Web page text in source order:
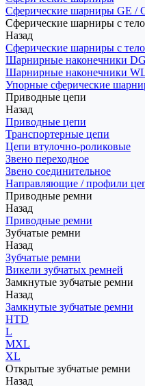
Сферические шарниры GE /
Сферические шарниры с
Назад
Сферические шарниры с
Шарнирные наконечники DG
Шарнирные наконечники
Упорные сферические
Приводные цепи
Назад
Приводные цепи
Транспортерные цепи
Цепи втулочно-роликовые
Звено переходное
Звено соединительное
Направляющие / профили
Приводные ремни
Назад
Приводные ремни
Зубчатые ремни
Назад
Зубчатые ремни
Викели зубчатых ремней
Замкнутые зубчатые ремни
Назад
Замкнутые зубчатые ремни
HTD
L
MXL
XL
Открытые зубчатые ремни
Назад